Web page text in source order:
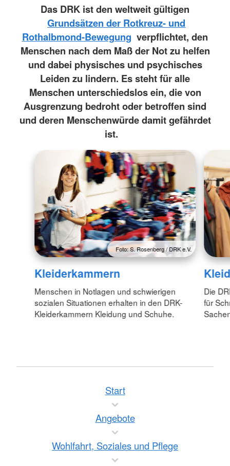
Das DRK ist den weltweit gültigen
Grundsätzen der Rotkreuz- und
Rothalbmond-Bewegung verpflichtet, den
Menschen nach dem Maß der Not zu helfen
und dabei physisches und psychisches
Leiden zu lindern. Es steht für alle
Menschen unterschiedslos ein, die von
Ausgrenzung bedroht oder betroffen sind
und deren Menschenwürde damit gefährdet
ist.
Foto: S. Rosenberg / DRK e.V.
Kleiderkammern
Menschen in Notlagen und schwierigen
sozialen Situationen erhalten in den DRK-
Kleiderkammern Kleidung und Schuhe.
Die
für
Start
Angebote
Wohlfahrt, Soziales und Pflege